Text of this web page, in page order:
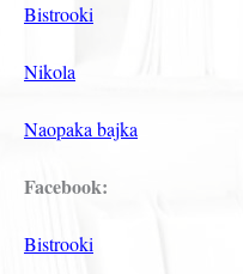
Bistrooki
Nikola
Naopaka bajka
Facebook:
Bistrooki